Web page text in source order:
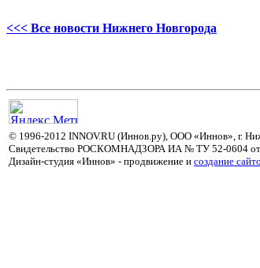
<<< Все новости Нижнего Новгорода
© 1996-2012 INNOV.RU (Иннов.ру), ООО «Иннов», г.
Свидетельство РОСКОМНАДЗОРА ИА № ТУ 52-0604 от
Дизайн-студия «Иннов» - продвижение и cоздание